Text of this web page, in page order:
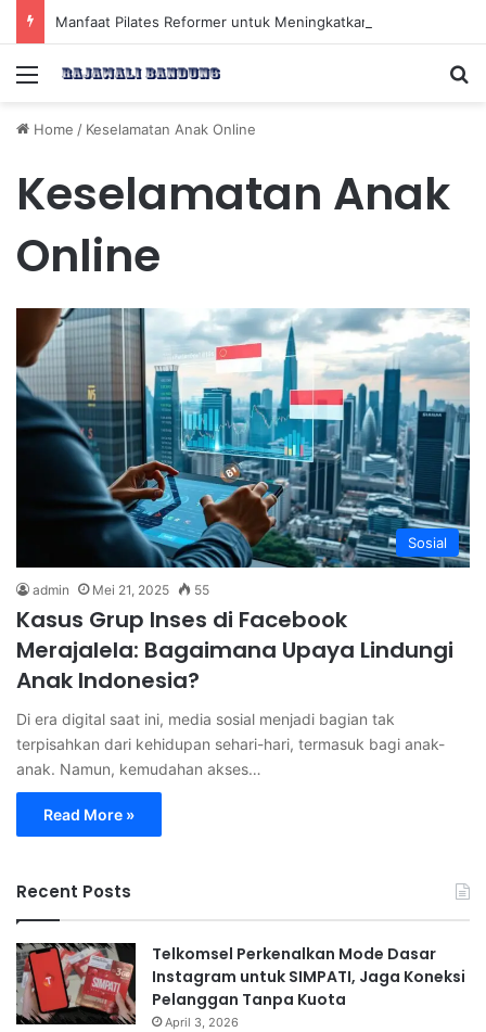
Menu
Home / Keselamatan Anak Online
Keselamatan Anak
Online
Sosial
admin Mei 21, 2025 55
Kasus Grup Inses di Facebook
Merajalela: Bagaimana Upaya Lindungi
Anak Indonesia?
Di era digital saat ini, media sosial menjadi bagian tak
terpisahkan dari kehidupan sehari-hari, termasuk bagi anak-
anak. Namun, kemudahan akses…
Read More »
Recent Posts
Telkomsel Perkenalkan Mode Dasar
Instagram untuk SIMPATI, Jaga Koneksi
Pelanggan Tanpa Kuota
April 3, 2026